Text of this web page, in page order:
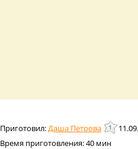
Даша Петрова
Время приготовления:40 мин